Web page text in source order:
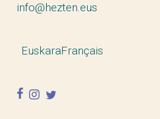
info@hezten.eus
EuskaraFrançais
facebook
instagram
twitter